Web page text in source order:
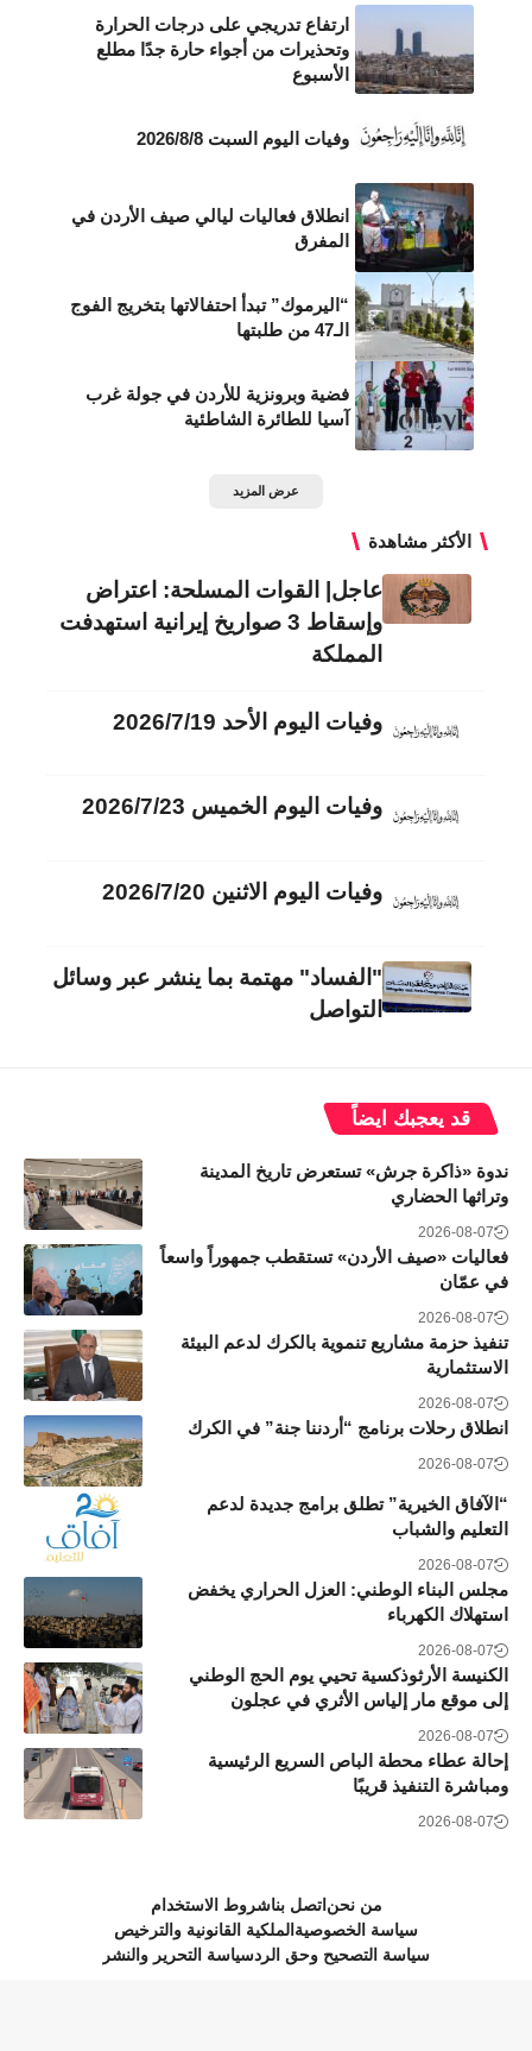
ارتفاع تدريجي على درجات الحرارة
وتحذيرات من أجواء حارة جدًا مطلع
الأسبوع
وفيات اليوم السبت 2026/8/8
انطلاق فعاليات ليالي صيف الأردن في
المفرق
“اليرموك” تبدأ احتفالاتها بتخريج الفوج
الـ47 من طلبتها
فضية وبرونزية للأردن في جولة غرب
آسيا للطائرة الشاطئية
عرض المزيد
الأكثر مشاهدة
عاجل| القوات المسلحة: اعتراض
وإسقاط 3 صواريخ إيرانية استهدفت
المملكة
وفيات اليوم الأحد 2026/7/19
وفيات اليوم الخميس 2026/7/23
وفيات اليوم الاثنين 2026/7/20
"الفساد" مهتمة بما ينشر عبر وسائل
التواصل
قد يعجبك ايضاً
ندوة «ذاكرة جرش» تستعرض تاريخ المدينة
وتراثها الحضاري
2026-08-07
فعاليات «صيف الأردن» تستقطب جمهوراً واسعاً
في عمّان
2026-08-07
تنفيذ حزمة مشاريع تنموية بالكرك لدعم البيئة
الاستثمارية
2026-08-07
انطلاق رحلات برنامج “أردننا جنة” في الكرك
2026-08-07
“الآفاق الخيرية” تطلق برامج جديدة لدعم
التعليم والشباب
2026-08-07
مجلس البناء الوطني: العزل الحراري يخفض
استهلاك الكهرباء
2026-08-07
الكنيسة الأرثوذكسية تحيي يوم الحج الوطني
إلى موقع مار إلياس الأثري في عجلون
2026-08-07
إحالة عطاء محطة الباص السريع الرئيسية
ومباشرة التنفيذ قريبًا
2026-08-07
من نحن اتصل بناشروط الاستخدام
سياسة الخصوصية الملكية القانونية والترخيص
سياسة التصحيح وحق الردسياسة التحرير والنشر